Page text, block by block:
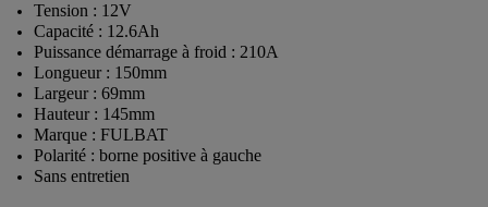
Tension : 12V
Capacité : 12.6Ah
Puissance démarrage à froid : 210A
Longueur : 150mm
Largeur : 69mm
Hauteur : 145mm
Marque : FULBAT
Polarité : borne positive à gauche
Sans entretien